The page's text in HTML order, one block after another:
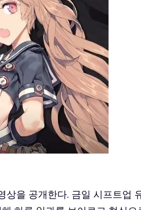
상을 공개한다. 금일 시프트업